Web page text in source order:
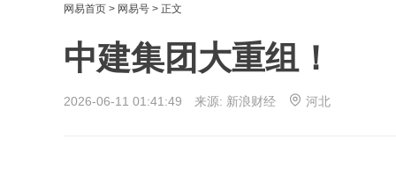
网易首页 > 网易号 > 正文
中建集团大重组！
2026-06-11 01:41:49 来源: 新浪财经 河北